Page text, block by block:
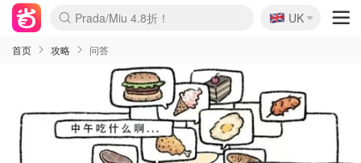
麦卢卡蜂蜜夏促！个位数！
Prada/Miu 4.8折！
啥？必胜客披萨5折！
🇬🇧
UK
首页 攻略 问答